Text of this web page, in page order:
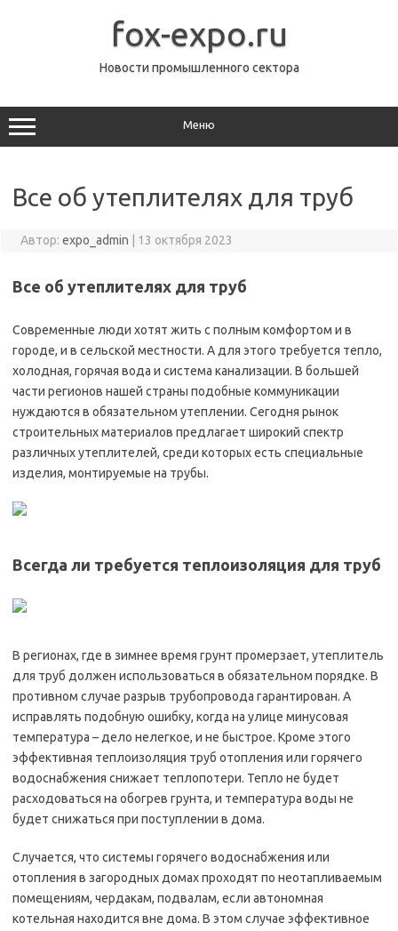
fox-expo.ru
Новости промышленного сектора
Меню
Все об утеплителях для труб
Автор: expo_admin 13 октября 2023
Все об утеплителях для труб
Современные люди хотят жить с полным комфортом и в
городе, и в сельской местности. А для этого требуется тепло,
холодная, горячая вода и система канализации. В большей
части регионов нашей страны подобные коммуникации
нуждаются в обязательном утеплении. Сегодня рынок
строительных материалов предлагает широкий спектр
различных утеплителей, среди которых есть специальные
изделия, монтируемые на трубы.
Всегда ли требуется теплоизоляция для труб
В регионах, где в зимнее время грунт промерзает, утеплитель
для труб должен использоваться в обязательном порядке. В
противном случае разрыв трубопровода гарантирован. А
исправлять подобную ошибку, когда на улице минусовая
температура – дело нелегкое, и не быстрое. Кроме этого
эффективная теплоизоляция труб отопления или горячего
водоснабжения снижает теплопотери. Тепло не будет
расходоваться на обогрев грунта, и температура воды не
будет снижаться при поступлении в дома.
Случается, что системы горячего водоснабжения или
отопления в загородных домах проходят по неотапливаемым
помещениям, чердакам, подвалам, если автономная
котельная находится вне дома. В этом случае эффективное